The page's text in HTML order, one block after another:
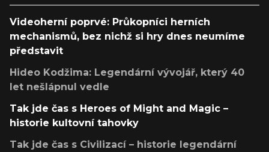
Videoherní poprvé: Průkopníci herních
mechanismů, bez nichž si hry dnes neumíme
představit
Hideo Kodžima: Legendární vývojář, který 40
let nešlápnul vedle
Tak jde čas s Heroes of Might and Magic –
historie kultovní tahovky
Tak jde čas s Civilizací – historie legendární